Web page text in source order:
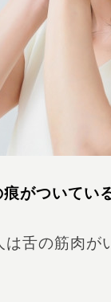
がついている
舌の筋肉が